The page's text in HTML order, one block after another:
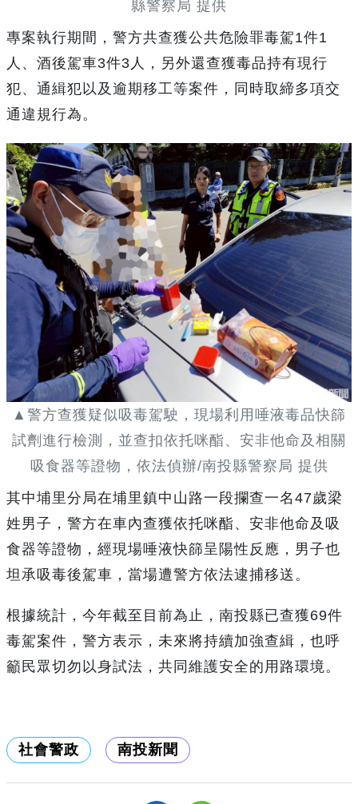
縣警察局 提供
專案執行期間，警方共查獲公共危險罪毒駕1件1
人、酒後駕車3件3人，另外還查獲毒品持有現行
犯、通緝犯以及逾期移工等案件，同時取締多項交
通違規行為。
▲警方查獲疑似吸毒駕駛，現場利用唾液毒品快篩
試劑進行檢測，並查扣依托咪酯、安非他命及相關
吸食器等證物，依法偵辦/南投縣警察局 提供
其中埔里分局在埔里鎮中山路一段攔查一名47歲梁
姓男子，警方在車內查獲依托咪酯、安非他命及吸
食器等證物，經現場唾液快篩呈陽性反應，男子也
坦承吸毒後駕車，當場遭警方依法逮捕移送。
根據統計，今年截至目前為止，南投縣已查獲69件
毒駕案件，警方表示，未來將持續加強查緝，也呼
籲民眾切勿以身試法，共同維護安全的用路環境。
社會警政 南投新聞